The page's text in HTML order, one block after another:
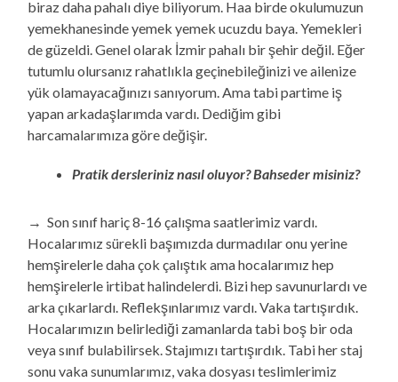
biraz daha pahalı diye biliyorum. Haa birde okulumuzun
yemekhanesinde yemek yemek ucuzdu baya. Yemekleri
de güzeldi. Genel olarak İzmir pahalı bir şehir değil. Eğer
tutumlu olursanız rahatlıkla geçinebileğinizi ve ailenize
yük olamayacağınızı sanıyorum. Ama tabi partime iş
yapan arkadaşlarımda vardı. Dediğim gibi
harcamalarımıza göre değişir.
Pratik dersleriniz nasıl oluyor? Bahseder misiniz?
→ Son sınıf hariç 8-16 çalışma saatlerimiz vardı.
Hocalarımız sürekli başımızda durmadılar onu yerine
hemşirelerle daha çok çalıştık ama hocalarımız hep
hemşirelerle irtibat halindelerdi. Bizi hep savunurlardı ve
arka çıkarlardı. Reflekşınlarımız vardı. Vaka tartışırdık.
Hocalarımızın belirlediği zamanlarda tabi boş bir oda
veya sınıf bulabilirsek. Stajımızı tartışırdık. Tabi her staj
sonu vaka sunumlarımız, vaka dosyası teslimlerimiz